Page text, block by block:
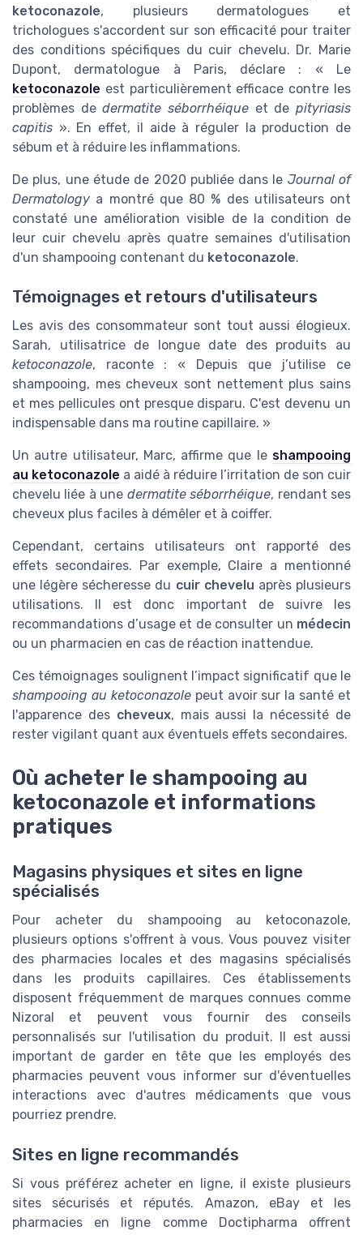
ketoconazole, plusieurs dermatologues et
trichologues s'accordent sur son efficacité pour traiter
des conditions spécifiques du cuir chevelu. Dr. Marie
Dupont, dermatologue à Paris, déclare : « Le
ketoconazole est particulièrement efficace contre les
problèmes dedermatite séborrhéique et depityriasis
capitis ». En effet, il aide à réguler la production de
sébum et à réduire les inflammations.
De plus, une étude de 2020 publiée dans le Journal of
Dermatology a montré que 80 % des utilisateurs ont
constaté une amélioration visible de la condition de
leur cuir chevelu après quatre semaines d'utilisation
d'un shampooing contenant du ketoconazole.
Témoignages et retours d'utilisateurs
Les avis des consommateur sont tout aussi élogieux.
Sarah, utilisatrice de longue date des produits au
ketoconazole, raconte : « Depuis que j’utilise ce
shampooing, mes cheveux sont nettement plus sains
et mes pellicules ont presque disparu. C'est devenu un
indispensable dans ma routine capillaire. »
Un autre utilisateur, Marc, affirme que le shampooing
au ketoconazole a aidé à réduire l’irritation de son cuir
chevelu liée à une dermatite séborrhéique, rendant ses
cheveux plus faciles à démêler et à coiffer.
Cependant, certains utilisateurs ont rapporté des
effets secondaires. Par exemple, Claire a mentionné
une légère sécheresse du cuir chevelu après plusieurs
utilisations. Il est donc important de suivre les
recommandations d’usage et de consulter un médecin
ou un pharmacien en cas de réaction inattendue.
Ces témoignages soulignent l’impact significatif que le
shampooing au ketoconazolepeut avoir sur la santé et
l'apparence des cheveux, mais aussi la nécessité de
rester vigilant quant aux éventuels effets secondaires.
Où acheter le shampooing au
ketoconazole et informations
pratiques
Magasins physiques et sites en ligne
spécialisés
Pour acheter du shampooing au ketoconazole,
plusieurs options s'offrent à vous. Vous pouvez visiter
des pharmacies locales et des magasins spécialisés
dans les produits capillaires. Ces établissements
disposent fréquemment de marques connues comme
Nizoral et peuvent vous fournir des conseils
personnalisés sur l'utilisation du produit. Il est aussi
important de garder en tête que les employés des
pharmacies peuvent vous informer sur d'éventuelles
interactions avec d'autres médicaments que vous
pourriez prendre.
Sites en ligne recommandés
Si vous préférez acheter en ligne, il existe plusieurs
sites sécurisés et réputés. Amazon, eBay et les
pharmacies en ligne comme Doctipharma offrent